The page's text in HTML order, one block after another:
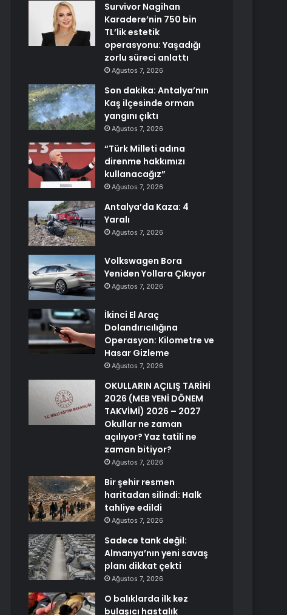
Survivor Nagihan
Karadere’nin 750 bin
TL’lik estetik
operasyonu: Yaşadığı
zorlu süreci anlattı
Ağustos 7, 2026
Son dakika: Antalya’nın
Kaş ilçesinde orman
yangını çıktı
Ağustos 7, 2026
“Türk Milleti adına
direnme hakkımızı
kullanacağız”
Ağustos 7, 2026
Antalya’da Kaza: 4
Yaralı
Ağustos 7, 2026
Volkswagen Bora
Yeniden Yollara Çıkıyor
Ağustos 7, 2026
İkinci El Araç
Dolandırıcılığına
Operasyon: Kilometre ve
Hasar Gizleme
Ağustos 7, 2026
OKULLARIN AÇILIŞ TARİHİ
2026 (MEB YENİ DÖNEM
TAKVİMİ) 2026 – 2027
Okullar ne zaman
açılıyor? Yaz tatili ne
zaman bitiyor?
Ağustos 7, 2026
Bir şehir resmen
haritadan silindi: Halk
tahliye edildi
Ağustos 7, 2026
Sadece tank değil:
Almanya’nın yeni savaş
planı dikkat çekti
Ağustos 7, 2026
O balıklarda ilk kez
bulaşıcı hastalık